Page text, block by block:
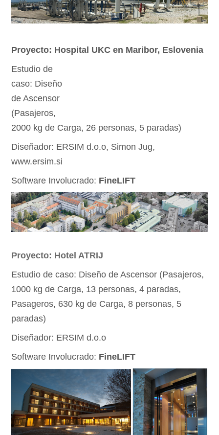
Proyecto: Hospital UKC en Maribor, Eslovenia
Estudio de
caso: Diseño
de Ascensor
(Pasajeros,
2000 kg de Carga, 26 personas, 5 paradas)
Diseñador: ERSIM d.o.o, Simon Jug,
www.ersim.si
Software Involucrado: FineLIFT
Proyecto: Hotel ATRIJ
Estudio de caso: Diseño de Ascensor (Pasajeros,
1000 kg de Carga, 13 personas, 4 paradas,
Pasageros, 630 kg de Carga, 8 personas, 5
paradas)
Diseñador: ERSIM d.o.o
Software Involucrado: FineLIFT